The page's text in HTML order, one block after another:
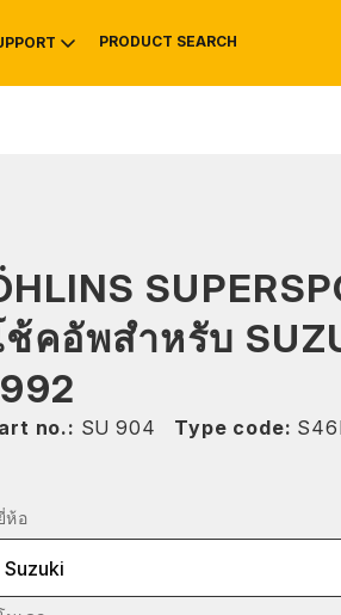
BIKE
INFO & RECALLS
PRODUCT SEARCH
คอัพสำหรับ
no.: SU 904 Type code:
ห้อ
Suzuki